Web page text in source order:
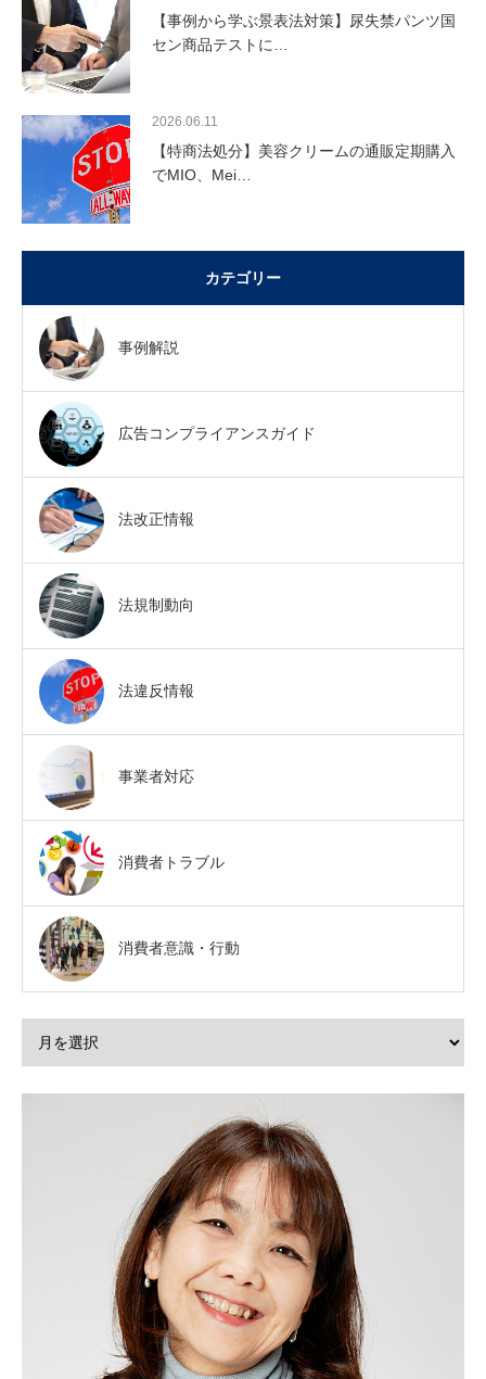
【事例から学ぶ景表法対策】尿失禁パンツ国
セン商品テストに…
2026.06.11
【特商法処分】美容クリームの通販定期購入
でMIO、Mei…
カテゴリー
事例解説
広告コンプライアンスガイド
法改正情報
法規制動向
法違反情報
事業者対応
消費者トラブル
消費者意識・行動